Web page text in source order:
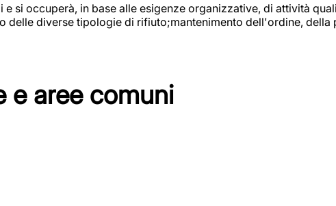
si occuperà, in base alle esigenze organizzative, di attività
diverse tipologie di rifiuto;mantenimento dell'ordine, della
e aree comuni